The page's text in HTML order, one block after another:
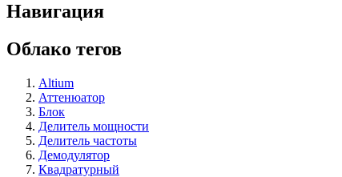
Навигация
Облако тегов
Altium
Аттенюатор
Блок
Делитель мощности
Делитель частоты
Демодулятор
Квадратурный